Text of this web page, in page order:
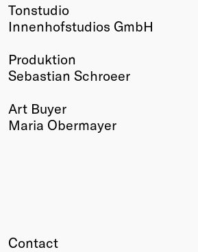
Tonstudio
Innenhofstudios GmbH
Produktion
Sebastian Schroeer
Art Buyer
Maria Obermayer
Contact